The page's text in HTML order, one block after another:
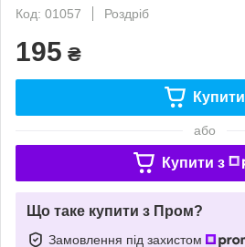
Код: 01057
Роздріб
195 ₴
Купити
або
Купити з
Що таке купити з Пром?
Замовлення під захистом